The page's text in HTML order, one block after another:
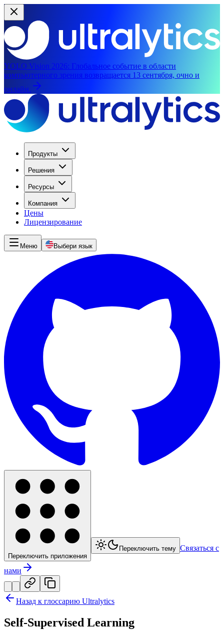
YOLO Vision 2026: Глобальное событие в области
компьютерного зрения возвращается 13 сентября, очно и
онлайн.
Продукты
Решения
Ресурсы
Компания
Цены
Лицензирование
Меню Выбери язык
Переключить приложения
Переключить тему Связаться с
нами
Назад к глоссарию Ultralytics
Self-Supervised Learning